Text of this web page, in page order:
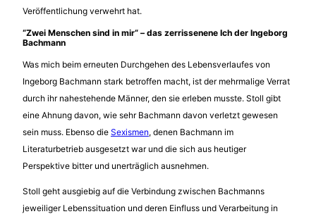
Veröffentlichung verwehrt hat.
“Zwei Menschen sind in mir“ – das zerrissenene Ich der Ingeborg
Bachmann
Was mich beim erneuten Durchgehen des Lebensverlaufes von
Ingeborg Bachmann stark betroffen macht, ist der mehrmalige Verrat
durch ihr nahestehende Männer, den sie erleben musste. Stoll gibt
eine Ahnung davon, wie sehr Bachmann davon verletzt gewesen
sein muss. Ebenso die Sexismen, denen Bachmann im
Literaturbetrieb ausgesetzt war und die sich aus heutiger
Perspektive bitter und unerträglich ausnehmen.
Stoll geht ausgiebig auf die Verbindung zwischen Bachmanns
jeweiliger Lebenssituation und deren Einfluss und Verarbeitung in